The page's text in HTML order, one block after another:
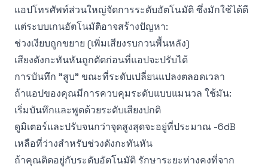
แอปโทรศัพท์ส่วนใหญ่จัดการระดับอัตโนมัติ ซึ่งมักใช้ได้ดี
แต่ระบบเกนอัตโนมัติอาจสร้างปัญหา:
ช่วงเงียบถูกขยาย (เพิ่มเสียงรบกวนพื้นหลัง)
เสียงดังกะทันหันถูกตัดก่อนที่แอปจะปรับได้
การบันทึก "สูบ" ขณะที่ระดับเปลี่ยนแปลงตลอดเวลา
ถ้าแอปของคุณมีการควบคุมระดับแบบแมนวล ใช้มัน:
เริ่มบันทึกและพูดด้วยระดับเสียงปกติ
ดูมิเตอร์และปรับจนกว่าจุดสูงสุดจะอยู่ที่ประมาณ -6dB
เหลือที่ว่างสำหรับช่วงดังกะทันหัน
ถ้าคุณติดอยู่กับระดับอัตโนมัติ รักษาระยะห่างคงที่จาก